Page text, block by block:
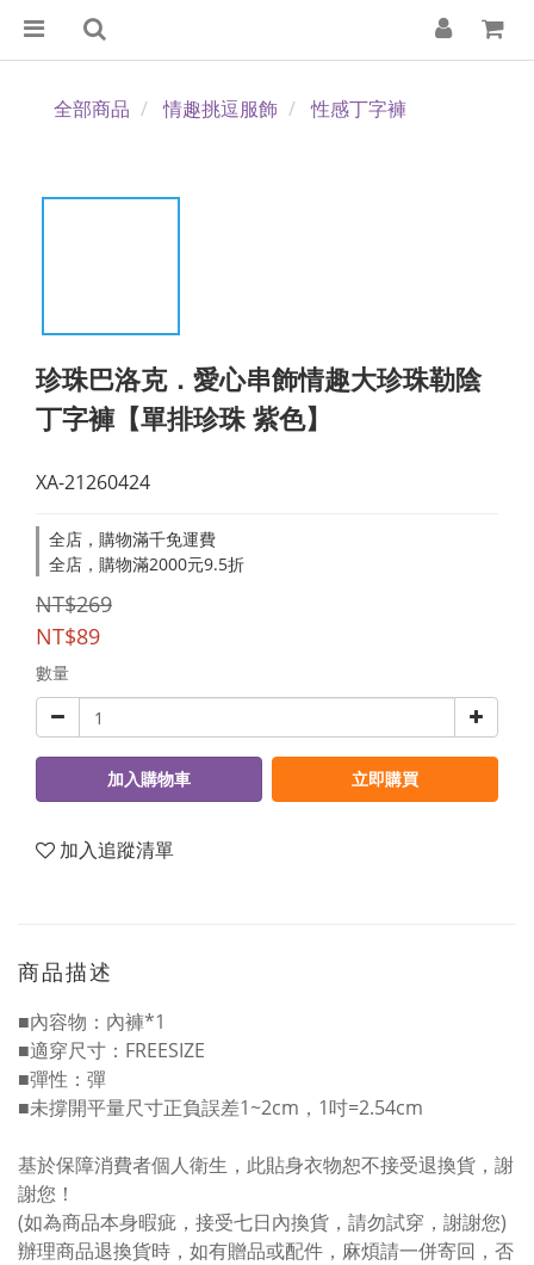
全部商品 情趣挑逗服飾 性感丁字褲
珍珠巴洛克．愛心串飾情趣大珍珠勒陰
丁字褲【單排珍珠 紫色】
XA-21260424
全店，購物滿千免運費
全店，購物滿2000元9.5折
NT$269
NT$89
數量
加入購物車 立即購買
加入追蹤清單
商品描述
■內容物：內褲*1
■適穿尺寸：FREESIZE
■彈性：彈
■未撐開平量尺寸正負誤差1~2cm，1吋=2.54cm
基於保障消費者個人衛生，此貼身衣物恕不接受退換貨，謝
謝您！
(如為商品本身暇疵，接受七日內換貨，請勿試穿，謝謝您)
辦理商品退換貨時，如有贈品或配件，麻煩請一併寄回，否